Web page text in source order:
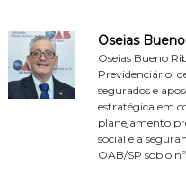
Oseias
Oseias Bueno
Previdenciário,
segurados e
estratégica em
planejamento
social e a
OAB/SP sob o nº